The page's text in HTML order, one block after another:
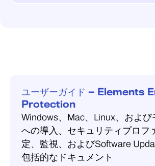
少数のデバイスの場合、最も簡
ションです。Elements
で、[環境]に移動します。>「
を開き、「デバイス」の横に
のアイコンを選択し、
設定したいプラットフォーム
コンピュータ
Windows サー
Mac、 Linux 、または モバイル
選択し、「プロファイルを作成
します。
ユーザーガイド — Elements
Protection
Windows、Mac、Linux、およ
への導入、セキュリティプロフ
定、監視、およびSoftware
包括的なドキュメント